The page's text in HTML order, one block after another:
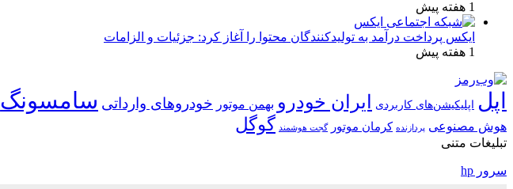
1 هفته پیش
ایکس پرداخت درآمد به تولیدکنندگان محتوا را آغاز کرد: جزئیات و الزامات
1 هفته پیش
اپل اپلیکیشن‌های کاربردی ایران خودرو بهمن موتور خودروهای وارداتی سامسونگ
هوش مصنوعی پردازنده کرمان موتور گجت هوشمند گوگل
تبلیغات متنی
سرور hp